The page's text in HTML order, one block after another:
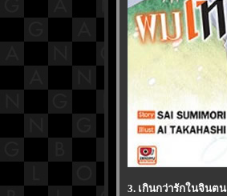
3. เกินกว่ารักในจินตน